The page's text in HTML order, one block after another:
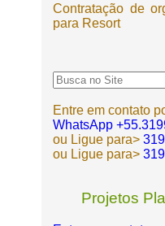
Contratação de
para Resort
Entre em contato
WhatsApp
ou Ligue para>
ou Ligue para>
Projetos